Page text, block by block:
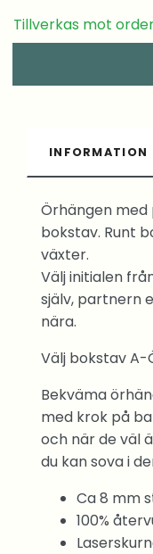
Tillverkas mot
INFORMATION
Örhängen
bokstav. Runt
växter.
Välj initialen
själv, partnern
nära.
Välj bokstav A-
Bekväma
med krok på
och när de väl
du kan sova i
Ca 8 mm
100%